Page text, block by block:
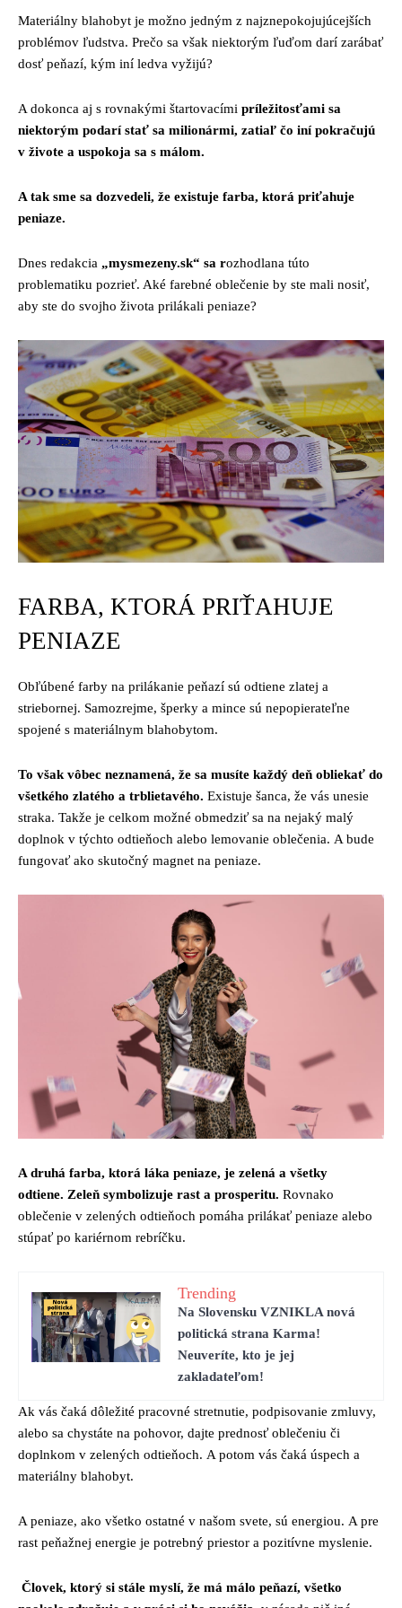
Materiálny blahobyt je možno jedným z najznepokojujúcejších
problémov ľudstva. Prečo sa však niektorým ľuďom darí zarábať
dosť peňazí, kým iní ledva vyžijú?
A dokonca aj s rovnakými štartovacími príležitosťami sa
niektorým podarí stať sa milionármi, zatiaľ čo iní pokračujú
v živote a uspokoja sa s málom.
A tak sme sa dozvedeli, že existuje farba, ktorá priťahuje
peniaze.
Dnes redakcia „mysmezeny.sk“ sa rozhodlana túto
problematiku pozrieť. Aké farebné oblečenie by ste mali nosiť,
aby ste do svojho života prilákali peniaze?
FARBA, KTORÁ PRIŤAHUJE
PENIAZE
Obľúbené farby na prilákanie peňazí sú odtiene zlatej a
striebornej. Samozrejme, šperky a mince sú nepopierateľne
spojené s materiálnym blahobytom.
To však vôbec neznamená, že sa musíte každý deň obliekať do
všetkého zlatého a trblietavého. Existuje šanca, že vás unesie
straka. Takže je celkom možné obmedziť sa na nejaký malý
doplnok v týchto odtieňoch alebo lemovanie oblečenia. A bude
fungovať ako skutočný magnet na peniaze.
A druhá farba, ktorá láka peniaze, je zelená a všetky
odtiene. Zeleň symbolizuje rast a prosperitu. Rovnako
oblečenie v zelených odtieňoch pomáha prilákať peniaze alebo
stúpať po kariérnom rebríčku.
Trending
Na Slovensku VZNIKLA nová
politická strana Karma!
Neuveríte, kto je jej
zakladateľom!
Ak vás čaká dôležité pracovné stretnutie, podpisovanie zmluvy,
alebo sa chystáte na pohovor, dajte prednosť oblečeniu či
doplnkom v zelených odtieňoch. A potom vás čaká úspech a
materiálny blahobyt.
A peniaze, ako všetko ostatné v našom svete, sú energiou. A pre
rast peňažnej energie je potrebný priestor a pozitívne myslenie.
Človek, ktorý si stále myslí, že má málo peňazí, všetko